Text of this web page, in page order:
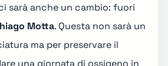
sarà anche un cambio: fuori
Motta. Questa non sarà un
ma per preservare il
una giornata di ossigeno in